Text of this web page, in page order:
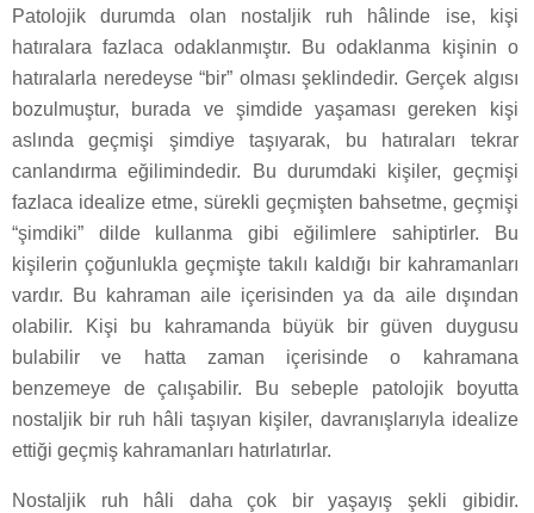
Patolojik durumda olan nostaljik ruh hâlinde ise, kişi
hatıralara fazlaca odaklanmıştır. Bu odaklanma kişinin o
hatıralarla neredeyse “bir” olması şeklindedir. Gerçek algısı
bozulmuştur, burada ve şimdide yaşaması gereken kişi
aslında geçmişi şimdiye taşıyarak, bu hatıraları tekrar
canlandırma eğilimindedir. Bu durumdaki kişiler, geçmişi
fazlaca idealize etme, sürekli geçmişten bahsetme, geçmişi
“şimdiki” dilde kullanma gibi eğilimlere sahiptirler. Bu
kişilerin çoğunlukla geçmişte takılı kaldığı bir kahramanları
vardır. Bu kahraman aile içerisinden ya da aile dışından
olabilir. Kişi bu kahramanda büyük bir güven duygusu
bulabilir ve hatta zaman içerisinde o kahramana
benzemeye de çalışabilir. Bu sebeple patolojik boyutta
nostaljik bir ruh hâli taşıyan kişiler, davranışlarıyla idealize
ettiği geçmiş kahramanları hatırlatırlar.
Nostaljik ruh hâli daha çok bir yaşayış şekli gibidir.